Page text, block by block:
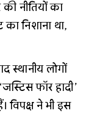
नीतियों का
निशाना था,
स्थानीय लोगों
फॉर हादी’
ने भी इस